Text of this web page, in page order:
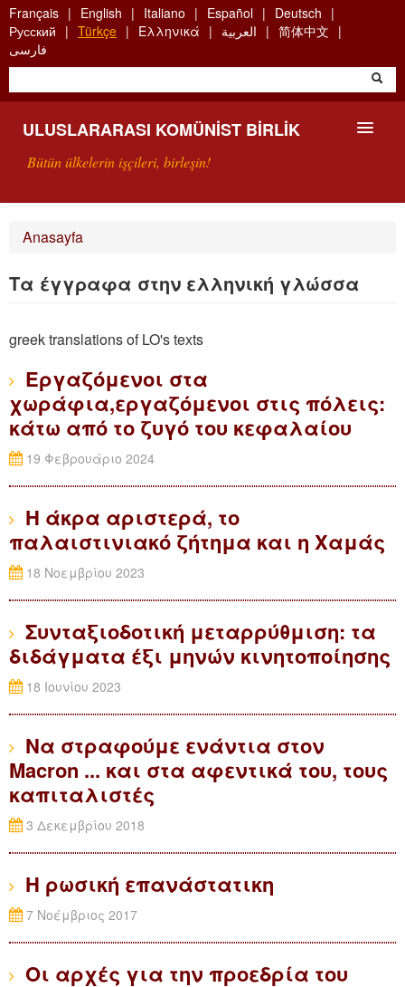
Skip
to
main
content
Français English Italiano Español
Deutsch
Русский
Türkçe Ελληνικά العربية
简体中文
فارسی
ULUSLARARASI KOMÜNIST BIRLIK
Bütün ülkelerin işçileri, birleşin!
ARAMA
BIZI ARA
Anasayfa
Τα έγγραφα στην ελληνική γλώσσα
greek translations of LO's texts
Εργαζόμενοι στα
χωράφια,εργαζόμενοι στις πόλεις:
κάτω από το ζυγό του κεφαλαίου
19 Φεβρουάριο 2024
Η άκρα αριστερά, το
παλαιστινιακό ζήτημα και η Χαμάς
18 Νοεμβρίου 2023
Συνταξιοδοτική μεταρρύθμιση: τα
διδάγματα έξι μηνών κινητοποίησης
18 Ιουνίου 2023
Να στραφούμε ενάντια στον
Macron ... και στα αφεντικά του, τους
καπιταλιστές
3 Δεκεμβρίου 2018
Η ρωσική επανάστατικη
7 Νοέμβριος 2017
Οι αρχές για την προεδρία του